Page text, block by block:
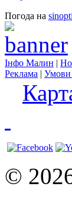
Погода на
Інфо Малин |
Реклама | Умови
©